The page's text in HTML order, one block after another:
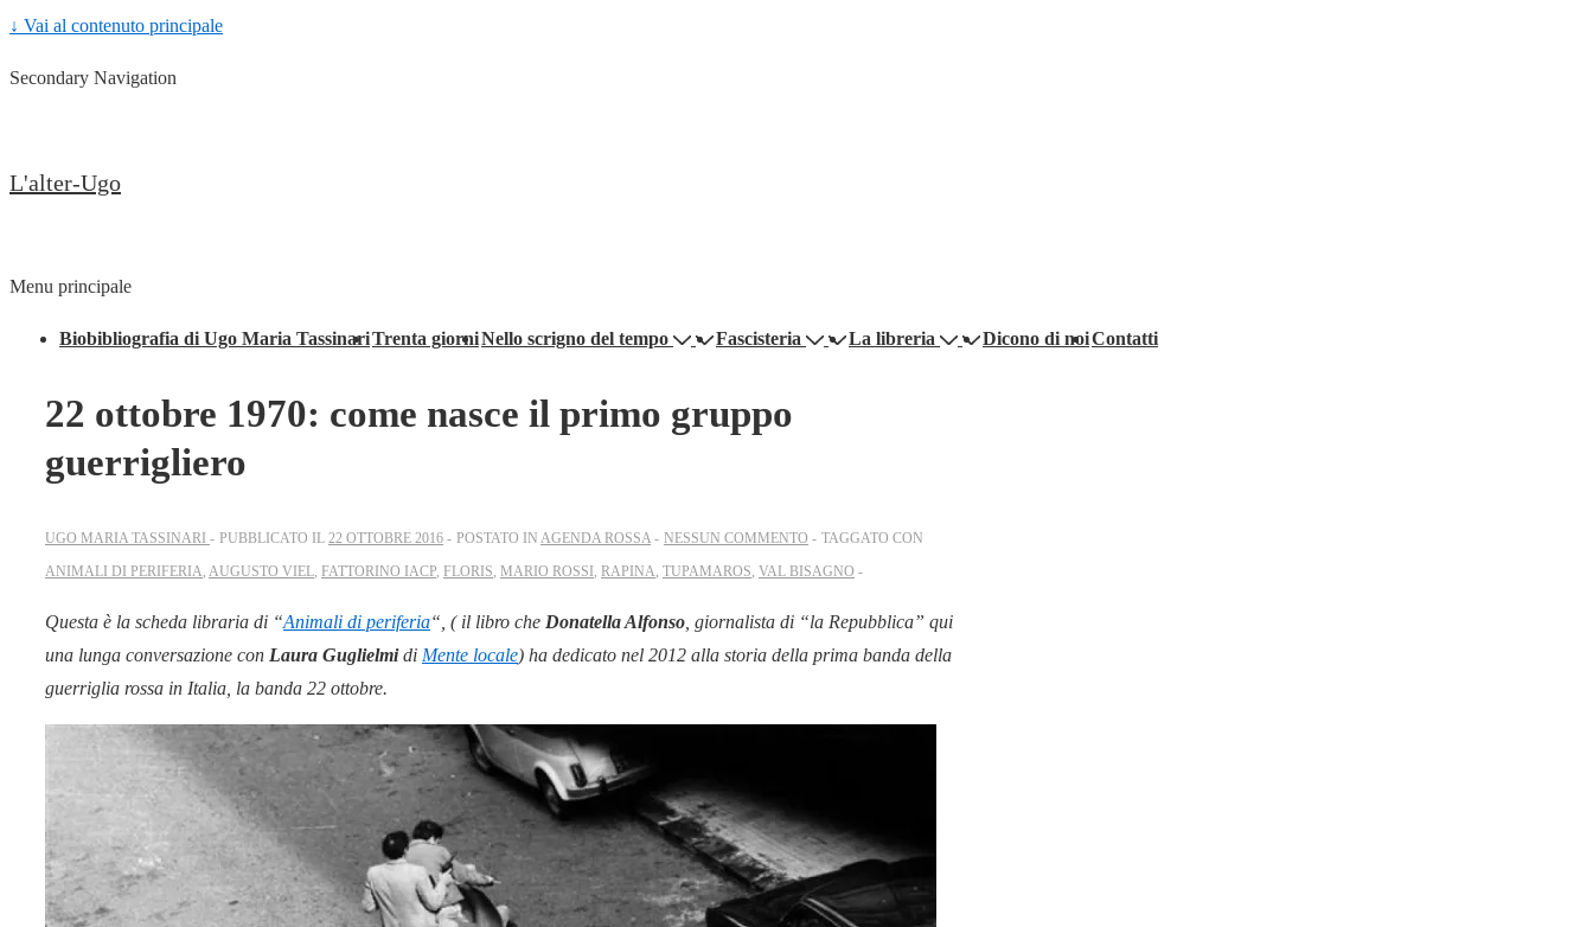
↓ Vai al contenuto principale
Secondary Navigation
L'alter-Ugo
Menu principale
Biobibliografia di Ugo Maria TassinariTrenta giorniNello scrigno del tempo Fascisteria La libreria Dicono di noiContatti
22 ottobre 1970: come nasce il primo gruppo
guerrigliero
UGO MARIA TASSINARI PUBBLICATO IL 22 OTTOBRE 2016 POSTATO IN AGENDA ROSSA NESSUN COMMENTO
TAGGATO CON
ANIMALI DI PERIFERIA AUGUSTO VIEL FATTORINO IACP FLORIS MARIO ROSSI RAPINA TUPAMAROS VAL BISAGNO
Questa è la scheda libraria di “Animali di periferia“, ( il libro che Donatella Alfonso , giornalista di “la Repubblica” qui
una lunga conversazione con Laura Guglielmidi Mente locale) ha dedicato nel 2012 alla storia della prima banda della
guerriglia rossa in Italia, la banda 22 ottobre.